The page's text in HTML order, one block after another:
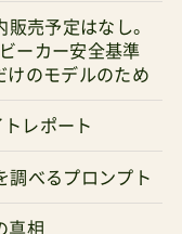
売予定はなし。
ーカー安全基準
けのモデルのため
レポート
調べるプロンプト
真相